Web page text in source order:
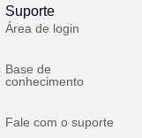
Suporte
Área de login
Base de
conhecimento
Fale com o suporte